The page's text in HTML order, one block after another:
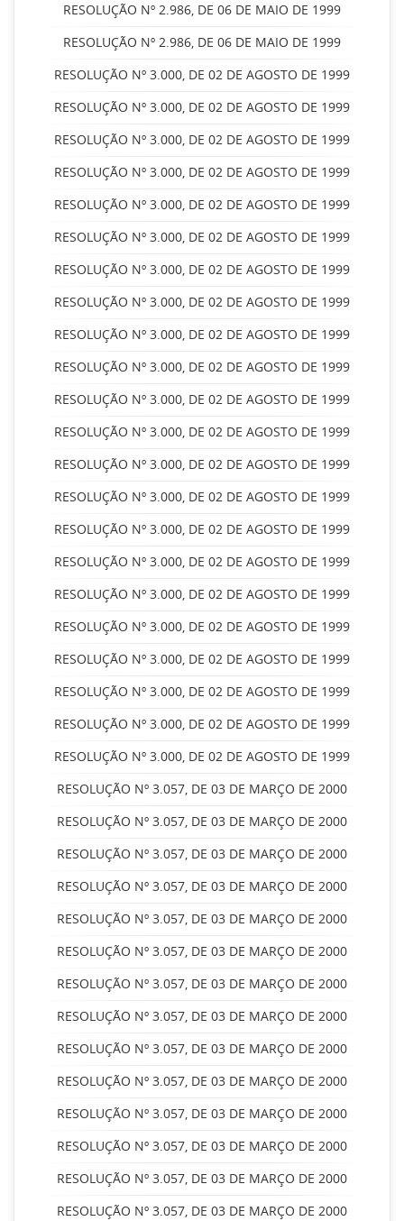
RESOLUÇÃO Nº 2.986, DE 06 DE MAIO DE 1999
RESOLUÇÃO Nº 2.986, DE 06 DE MAIO DE 1999
RESOLUÇÃO Nº 3.000, DE 02 DE AGOSTO DE 1999
RESOLUÇÃO Nº 3.000, DE 02 DE AGOSTO DE 1999
RESOLUÇÃO Nº 3.000, DE 02 DE AGOSTO DE 1999
RESOLUÇÃO Nº 3.000, DE 02 DE AGOSTO DE 1999
RESOLUÇÃO Nº 3.000, DE 02 DE AGOSTO DE 1999
RESOLUÇÃO Nº 3.000, DE 02 DE AGOSTO DE 1999
RESOLUÇÃO Nº 3.000, DE 02 DE AGOSTO DE 1999
RESOLUÇÃO Nº 3.000, DE 02 DE AGOSTO DE 1999
RESOLUÇÃO Nº 3.000, DE 02 DE AGOSTO DE 1999
RESOLUÇÃO Nº 3.000, DE 02 DE AGOSTO DE 1999
RESOLUÇÃO Nº 3.000, DE 02 DE AGOSTO DE 1999
RESOLUÇÃO Nº 3.000, DE 02 DE AGOSTO DE 1999
RESOLUÇÃO Nº 3.000, DE 02 DE AGOSTO DE 1999
RESOLUÇÃO Nº 3.000, DE 02 DE AGOSTO DE 1999
RESOLUÇÃO Nº 3.000, DE 02 DE AGOSTO DE 1999
RESOLUÇÃO Nº 3.000, DE 02 DE AGOSTO DE 1999
RESOLUÇÃO Nº 3.000, DE 02 DE AGOSTO DE 1999
RESOLUÇÃO Nº 3.000, DE 02 DE AGOSTO DE 1999
RESOLUÇÃO Nº 3.000, DE 02 DE AGOSTO DE 1999
RESOLUÇÃO Nº 3.000, DE 02 DE AGOSTO DE 1999
RESOLUÇÃO Nº 3.000, DE 02 DE AGOSTO DE 1999
RESOLUÇÃO Nº 3.000, DE 02 DE AGOSTO DE 1999
RESOLUÇÃO Nº 3.057, DE 03 DE MARÇO DE 2000
RESOLUÇÃO Nº 3.057, DE 03 DE MARÇO DE 2000
RESOLUÇÃO Nº 3.057, DE 03 DE MARÇO DE 2000
RESOLUÇÃO Nº 3.057, DE 03 DE MARÇO DE 2000
RESOLUÇÃO Nº 3.057, DE 03 DE MARÇO DE 2000
RESOLUÇÃO Nº 3.057, DE 03 DE MARÇO DE 2000
RESOLUÇÃO Nº 3.057, DE 03 DE MARÇO DE 2000
RESOLUÇÃO Nº 3.057, DE 03 DE MARÇO DE 2000
RESOLUÇÃO Nº 3.057, DE 03 DE MARÇO DE 2000
RESOLUÇÃO Nº 3.057, DE 03 DE MARÇO DE 2000
RESOLUÇÃO Nº 3.057, DE 03 DE MARÇO DE 2000
RESOLUÇÃO Nº 3.057, DE 03 DE MARÇO DE 2000
RESOLUÇÃO Nº 3.057, DE 03 DE MARÇO DE 2000
RESOLUÇÃO Nº 3.057, DE 03 DE MARÇO DE 2000